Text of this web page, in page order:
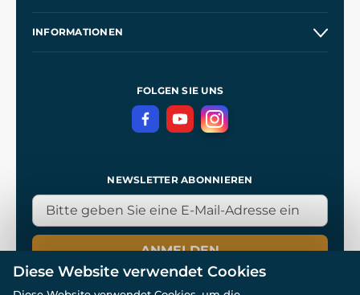
Kontakt
INFORMATIONEN
DatenschutzerklärungFOLGEN SIE UNS
NEWSLETTER ABONNIEREN
ANMELDEN
Diese Website verwendet Cookies